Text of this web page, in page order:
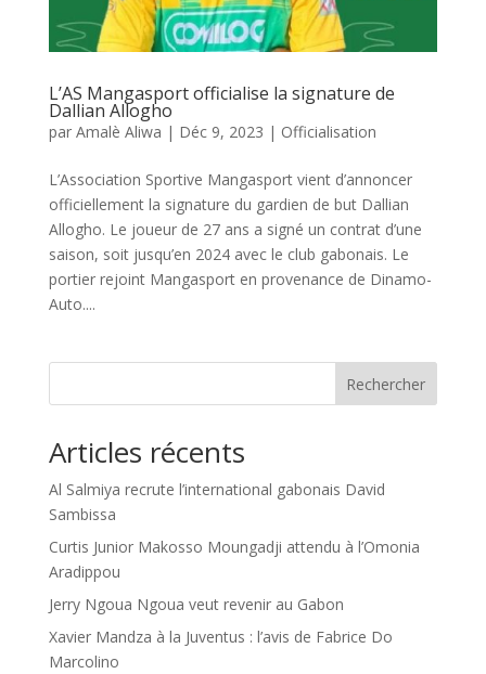
L’AS Mangasport officialise la signature de
Dallian Allogho
par Amalè Aliwa | Déc 9, 2023 | Officialisation
L’Association Sportive Mangasport vient d’annoncer
officiellement la signature du gardien de but Dallian
Allogho. Le joueur de 27 ans a signé un contrat d’une
saison, soit jusqu’en 2024 avec le club gabonais. Le
portier rejoint Mangasport en provenance de Dinamo-
Auto....
Rechercher
Articles récents
Al Salmiya recrute l’international gabonais David
Sambissa
Curtis Junior Makosso Moungadji attendu à l’Omonia
Aradippou
Jerry Ngoua Ngoua veut revenir au Gabon
Xavier Mandza à la Juventus : l’avis de Fabrice Do
Marcolino